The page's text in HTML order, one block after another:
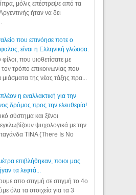
μόλις επέστρεψε από τα
ήταν να δει
που επινόησε ποτε ο
είναι η Ελληνική γλώσσα.
που υιοθετίσατε με
τον τρόπο επικοινωνίας που
της νέας τάξης πρα...
η εναλλακτική για την
δρόμος προς την ελευθερία!
σύστημα και ξένοι
ψυχολογικά με την
TINA (There Is No
επιβλήθηκαν, ποιοι μας
τα λεφτά...
απο στιγμή σε στιγμή το 4ο
όλα τα στοιχεία για τα 3